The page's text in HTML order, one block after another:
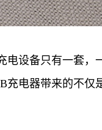
电设备只有一套
充电器带来的不